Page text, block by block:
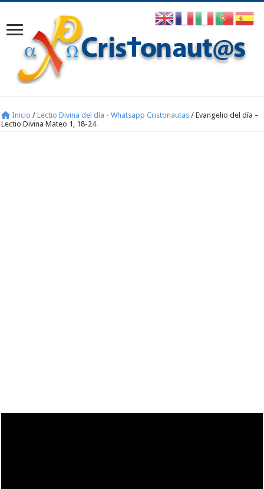
Inicio / Lectio Divina del día - Whatsapp Cristonautas / Evangelio del día –
Lectio Divina Mateo 1, 18-24